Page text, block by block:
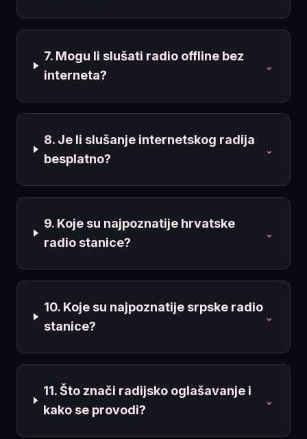
7. Mogu li slušati radio offline bez
interneta?
⌄
8. Je li slušanje internetskog radija
besplatno?
⌄
9. Koje su najpoznatije hrvatske
radio stanice?
⌄
10. Koje su najpoznatije srpske radio
stanice?
⌄
11. Što znači radijsko oglašavanje i
kako se provodi?
⌄